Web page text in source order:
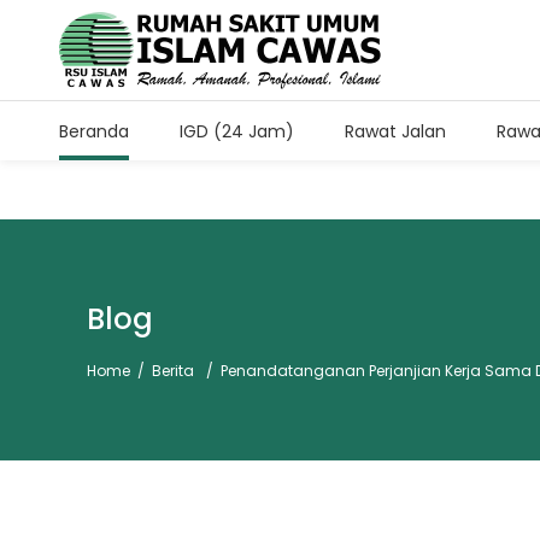
Jam Kunjung Pasien
Beranda IGD (24 Jam) Rawat Jalan
Blog
Home / Berita / Penandatanganan Perjanjian Kerja Sama